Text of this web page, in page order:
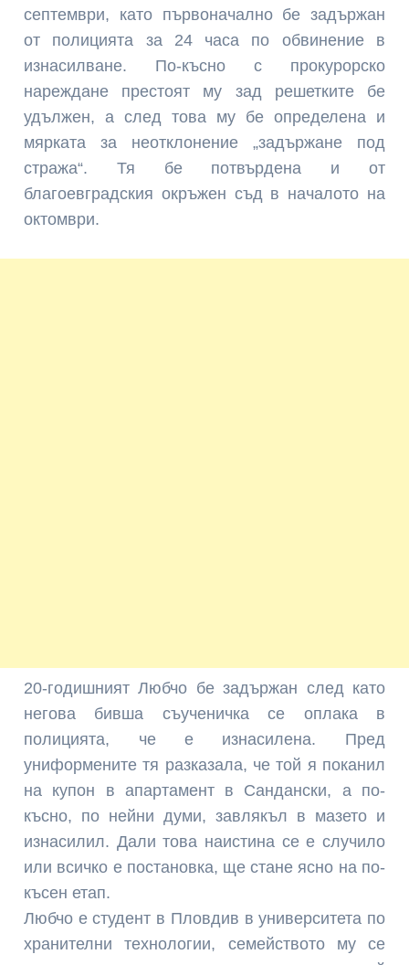
септември, като първоначално бе задържан
от полицията за 24 часа по обвинение в
изнасилване. По-късно с прокурорско
нареждане престоят му зад решетките бе
удължен, а след това му бе определена и
мярката за неотклонение „задържане под
стража“. Тя бе потвърдена и от
благоевградския окръжен съд в началото на
октомври.
20-годишният Любчо бе задържан след като
негова бивша съученичка се оплака в
полицията, че е изнасилена. Пред
униформените тя разказала, че той я поканил
на купон в апартамент в Сандански, а по-
късно, по нейни думи, завлякъл в мазето и
изнасилил. Дали това наистина се е случило
или всичко е постановка, ще стане ясно на по-
късен етап.
Любчо е студент в Пловдив в университета по
хранителни технологии, семейството му се